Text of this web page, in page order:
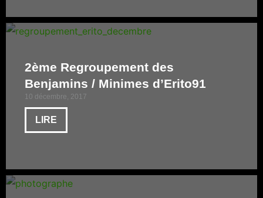
2ème Regroupement des
Benjamins / Minimes d’Erito91
10 décembre, 2017
LIRE